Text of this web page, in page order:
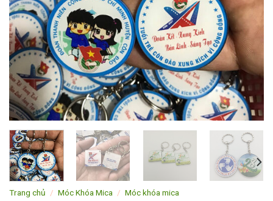
Trang chủ / Móc Khóa Mica / Móc khóa mica